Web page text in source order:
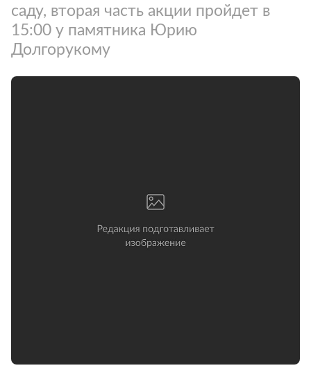
саду, вторая часть акции пройдет в
15:00 у памятника Юрию
Долгорукому